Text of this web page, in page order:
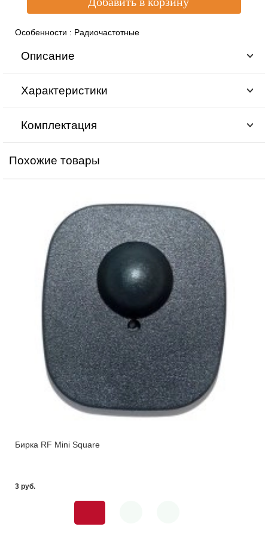
Особенности : Радиочастотные
Описание
Характеристики
Комплектация
Похожие товары
Бирка RF Mini Square
3 pуб.